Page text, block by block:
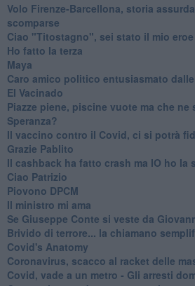
Volo Firenze-Barcellona, storia
scomparse
Ciao "Titostagno", sei stato il mio eroe
Ho fatto la terza
Maya
Caro amico politico entusiasmato
El Vacinado
Piazze piene, piscine vuote ma che ne
Speranza?
​Il vaccino contro il Covid, ci si potrà
Grazie Pablito
Il cashback ha fatto crash ma IO ho la
Ciao Patrizio
Piovono DPCM
Il ministro mi ama
Se Giuseppe Conte si veste da
Brivido di terrore... la chiamano
Covid's Anatomy
Coronavirus, scacco al racket delle
Covid, vade a un metro - Gli arresti